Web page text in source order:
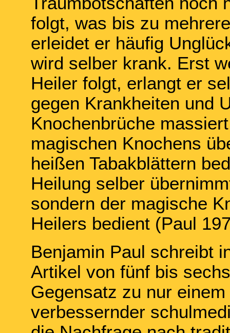
folgt, was bis zu
erleidet er häufig
wird selber krank. Erst
Heiler folgt, erlangt er
gegen Krankheiten und
Knochenbrüche
magischen Knochens
heißen Tabakblättern
Heilung selber
sondern der magische
Heilers bedient (Paul
Benjamin Paul schreibt
Artikel von fünf bis
Gegensatz zu nur
verbessernder